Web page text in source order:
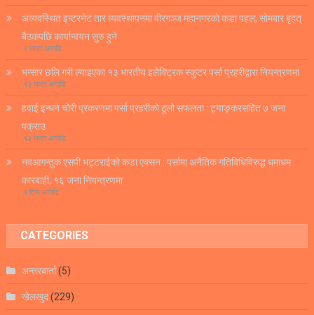
अव्यवस्थित इन्टरनेट तार व्यवस्थापनमा वीरगञ्ज महानगरको कडा पहल, सोमबार बृहत्
बैठकपछि कार्यान्वयन सुरु हुने
९ घण्टा अगाडि
भन्सार छलि गरी ल्याइएका १३ भारतीय इलेक्ट्रिक स्कुटर पर्सा प्रहरीद्वारा नियन्त्रणमा
१२ घण्टा अगाडि
हवाई इन्धन चोरी प्रकरणमा पर्सा प्रहरीको ठूलो सफलता : ट्याङ्करसहित ७ जना
पक्राउ
१२ घण्टा अगाडि
नवआगन्तुक एसपी भट्टराईको कडा एक्सन : पर्सामा अनैतिक गतिविधिविरुद्ध धमाधम
कारबाही, १६ जना नियन्त्रणमा
१ दिन अगाडि
CATEGORIES
अन्तरबार्ता(5)
खेलखुद(229)